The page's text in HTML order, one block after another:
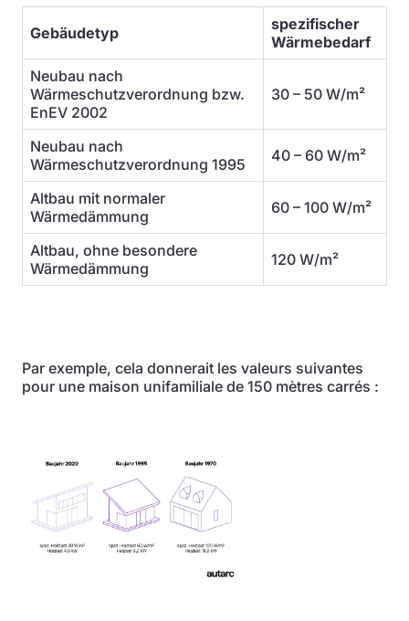
Gebäudetyp
spezifischer
Wärmebedarf
Neubau nach
Wärmeschutzverordnung bzw.
EnEV 2002
30 – 50 W/m²
Neubau nach
Wärmeschutzverordnung 1995
40 – 60 W/m²
Altbau mit normaler
Wärmedämmung
60 – 100 W/m²
Altbau, ohne besondere
Wärmedämmung
120 W/m²
Par exemple, cela donnerait les valeurs suivantes
pour une maison unifamiliale de 150 mètres carrés :